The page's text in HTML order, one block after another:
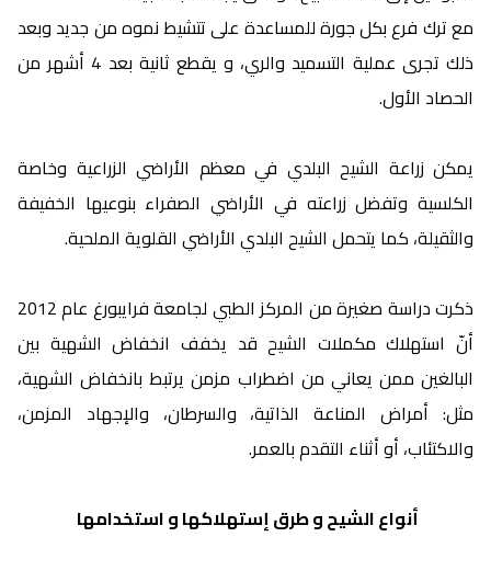
مع ترك فرع بكل جورة للمساعدة على تتشيط نموه من جديد وبعد
ذلك تجرى عملية التسميد والري، و يقطع ثانية بعد 4 أشهر من
الحصاد الأول.
يمكن زراعة الشيح البلدي في معظم الأراضي الزراعية وخاصة
الكلسية وتفضل زراعته في الأراضي الصفراء بنوعيها الخفيفة
والثقيلة، كما يتحمل الشيح البلدي الأراضي القلوية الملحية.
ذكرت دراسة صغيرة من المركز الطبي لجامعة فرايبورغ عام 2012
أنّ استهلاك مكملات الشيح قد يخفف انخفاض الشهية بين
البالغين ممن يعاني من اضطراب مزمن يرتبط بانخفاض الشهية،
مثل: أمراض المناعة الذاتية، والسرطان، والإجهاد المزمن،
والاكتئاب، أو أثناء التقدم بالعمر.
أنواع الشيح و طرق إستهلاكها و استخدامها